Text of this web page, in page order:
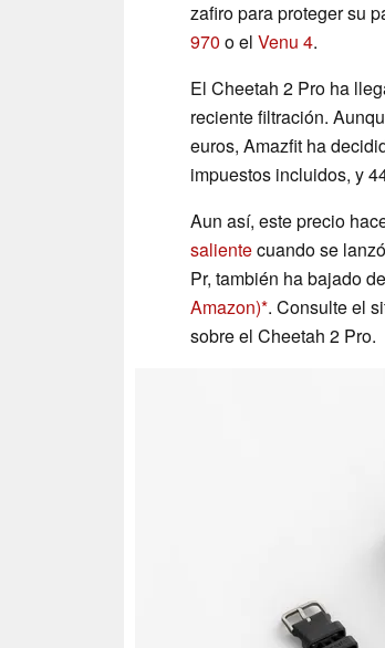
zafiro para proteger su
970 o el Venu 4.
El Cheetah 2 Pro ha
reciente filtración.
euros, Amazfit ha
impuestos incluidos, y
Aun así, este precio
salientecuando se
Pr, también ha bajado
Amazon) . Consulte el
sobre el Cheetah 2 Pro.